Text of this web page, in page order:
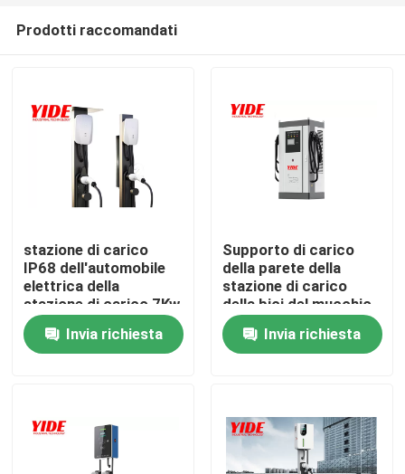
Casa
Prodotti raccomandati
stazione di carico
IP68 dell'automobile
elettrica della
stazione di carico 7Kw
del motorino di 32A
EV
Invia richiesta
Supporto di carico
della parete della
stazione di carico
della bici del mucchio
32A EV ODM/dell'OEM
EV
Invia richiesta